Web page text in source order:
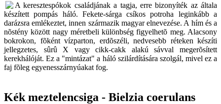
A keresztespókok családjának a tagja, erre bizonyíték az általa
készített pompás háló. Fekete-sárga csíkos potroha leginkább a
darázsra emlékeztet, innen származik magyar elnevezése. A hím és a
nõstény között nagy méretbeli különbség figyelhetõ meg. Alacsony
bokrokon, fõként vízparton, erdõszéli, nedvesebb réteken készíti
jellegzetes, sûrû X vagy cikk-cakk alakú sávval megerõsített
kerekhálóját. Ez a "mintázat" a háló szilárdítására szolgál, mivel ez a
faj fõleg egyenesszárnyúakat fog.
Kék meztelencsiga - Bielzia coerulans